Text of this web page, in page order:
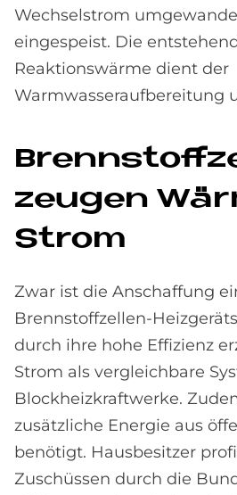
Wechselstrom
eingespeist. Die
Reaktionswärme dient der
Warmwasseraufbereitung
zeu­gen
Strom
Zwar ist die Anschaffung
Brennstoffzellen-
durch ihre hohe Effizienz
Strom als vergleichbare
Blockheizkraftwerke.
zusätzliche Energie aus
benötigt. Hausbesitzer
Zuschüssen durch die